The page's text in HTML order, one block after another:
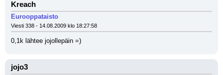
Kreach
Eurooppataisto
Viesti 338 - 14.08.2009 klo 18:27:58
0,1k lähtee jojollepäin =)
jojo3